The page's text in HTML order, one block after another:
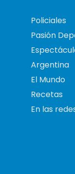
Policiales
Pasión
Argentina
El Mundo
Recetas
En las